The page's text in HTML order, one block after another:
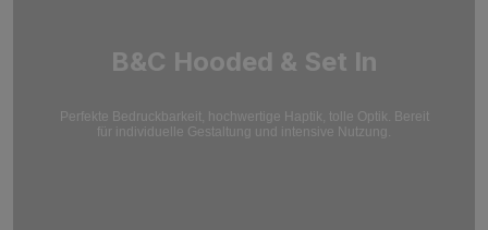
B&C Hooded & Set In
Perfekte Bedruckbarkeit, hochwertige Haptik, tolle Optik. Bereit
für individuelle Gestaltung und intensive Nutzung.